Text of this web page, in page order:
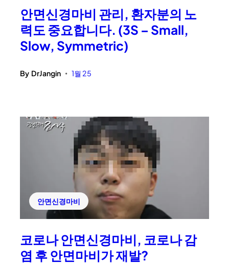
안면신경마비 관리, 환자분의 노
력도 중요합니다. (3S – Small,
Slow, Symmetric)
By DrJangin • 1월 25
안면신경마비
코로나 안면신경마비, 코로나 감
염 후 안면마비가 재발?